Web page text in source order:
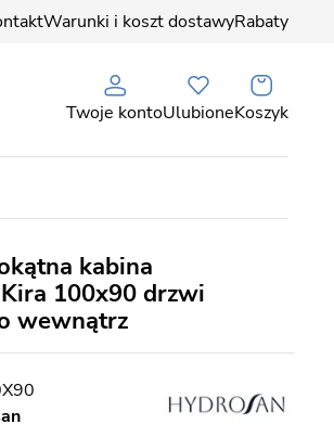
Warunki i koszt dostawyRabaty
Twoje kontoUlubioneKoszyk
kabina
100x90 drzwi
wewnątrz